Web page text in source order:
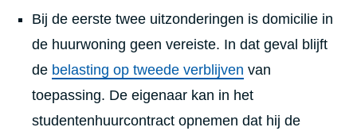
Bij de eerste twee uitzonderingen is domicilie in
de huurwoning geen vereiste. In dat geval blijft
de belasting op tweede verblijven van
toepassing. De eigenaar kan in het
studentenhuurcontract opnemen dat hij de